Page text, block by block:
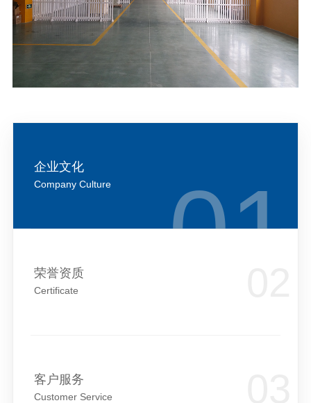
企业文化
Company Culture
荣誉资质
Certificate
客户服务
Customer Service